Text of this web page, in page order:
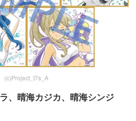
(c)Project_t7s_A
、晴海カジカ、晴海シンジ